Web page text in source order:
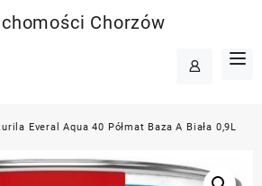
Chorzów
Everal Aqua 40 Półmat Baza A Biała 0,9L